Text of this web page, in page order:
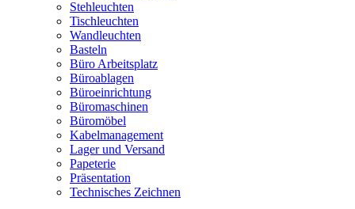
Stehleuchten
Tischleuchten
Wandleuchten
Basteln
Büro Arbeitsplatz
Büroablagen
Büroeinrichtung
Büromaschinen
Büromöbel
Kabelmanagement
Lager und Versand
Papeterie
Präsentation
Technisches Zeichnen